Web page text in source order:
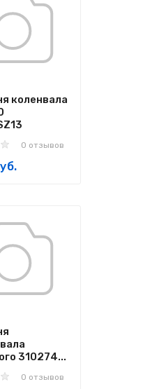
коленвала
0 отзывов
310274...
0 отзывов